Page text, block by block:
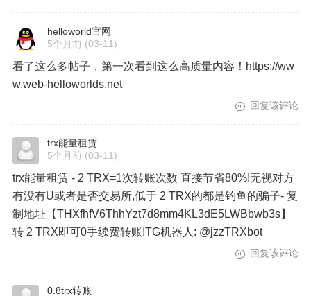
helloworld官网
5个月前 (03-11)
看了这么多帖子，第一次看到这么高质量内容！https://ww
w.web-helloworlds.net
回复该评论
trx能量租赁
5个月前 (03-11)
trx能量租赁 - 2 TRX=1次转账次数 直接节省80%!无视对方
有没有U或者是否交易所,低于 2 TRX的都是钓鱼的骗子- 复
制地址【THXfhfV6ThhYzt7d8mm4KL3dE5LWBbwb3s】
转 2 TRX即可0手续费转账!TG机器人: @jzzTRXbot
回复该评论
0.8trx转账